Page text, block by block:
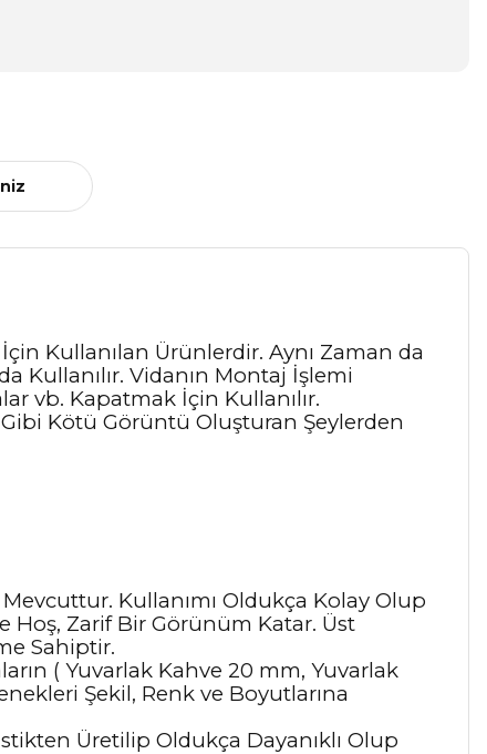
Kullanılan Ürünlerdir. Aynı Zaman da
Kullanılır. Vidanın Montaj İşlemi
vb. Kapatmak İçin Kullanılır.
Kötü Görüntü Oluşturan Şeylerden
Kullanımı Oldukça Kolay Olup
Hoş, Zarif Bir Görünüm Katar. Üst
Sahiptir.
( Yuvarlak Kahve 20 mm, Yuvarlak
Şekil, Renk ve Boyutlarına
Üretilip Oldukça Dayanıklı Olup